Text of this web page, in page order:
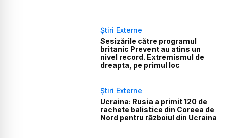
Știri Externe
Sesizările către programul
britanic Prevent au atins un
nivel record. Extremismul de
dreapta, pe primul loc
Știri Externe
Ucraina: Rusia a primit 120 de
rachete balistice din Coreea de
Nord pentru războiul din Ucraina